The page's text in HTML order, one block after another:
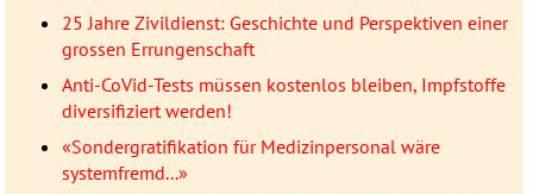
25 Jahre Zivildienst: Geschichte und Perspektiven einer
grossen Errungenschaft
Anti-CoVid-Tests müssen kostenlos bleiben, Impfstoffe
diversifiziert werden!
«Sondergratifikation für Medizinpersonal wäre
systemfremd...»